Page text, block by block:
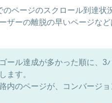
ページのスクロール到達状
ザーの離脱の早いページな
ール達成が多かった順に、3
ます。
内のページが、コンバージ